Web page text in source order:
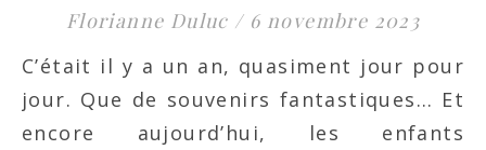
Florianne Duluc / 6 novembre 2023
C’était il y a un an, quasiment jour pour
jour. Que de souvenirs fantastiques… Et
encore aujourd’hui, les enfants